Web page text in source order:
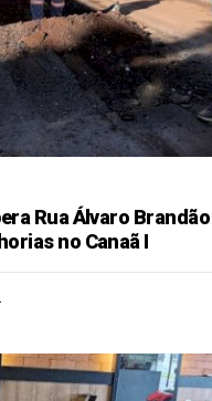
Rua Álvaro Brandão
no Canaã I